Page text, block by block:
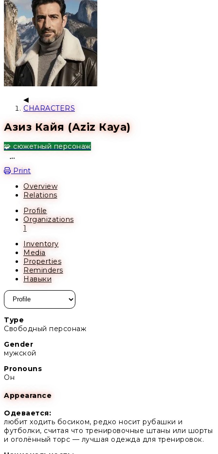
CHARACTERS
Азиз Кайя (Аziz Кaya)
🧩 сюжетный персонаж
Print
Overview
Relations
Profile
Organizations
1
Inventory
Media
Properties
Reminders
Навыки
Type
Свободный персонаж
Gender
мужской
Pronouns
Он
Appearance
Одевается:
любит ходить босиком, редко носит рубашки и
футболки, считая что тренировочные штаны или шорты
и оголённый торс — лучшая одежда для тренировок.